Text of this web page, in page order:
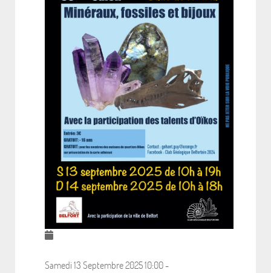
Samedi 13 Septembre 202510:00 -